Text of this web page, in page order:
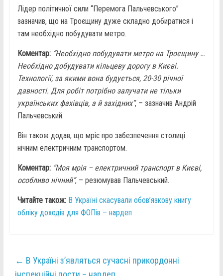
Лідер політичної сили “Перемога Пальчевського”
зазначив, що на Троєщину дуже складно добиратися і
там необхідно побудувати метро.
Коментар: “Необхідно побудувати метро на Троєщину …
Необхідно добудувати кільцеву дорогу в Києві.
Технології, за якими вона будується, 20-30 річної
давності. Для робіт потрібно залучати не тільки
українських фахівців, а й західних”, – зазначив Андрій
Пальчевський.
Він також додав, що мріє про забезпечення столиці
нічним електричним транспортом.
Коментар:“Моя мрія – електричний транспорт в Києві,
особливо нічний”, – резюмував Пальчевський.
Читайте також: В Україні скасували обов’язкову книгу
обліку доходів для ФОПів – нардеп
← В Україні з’являться сучасні прикордонні